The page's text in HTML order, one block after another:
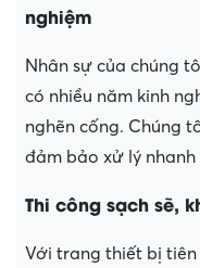
nghiệm
Nhân sự của chúng
có nhiều năm kinh
nghẽn cống. Chúng
đảm bảo xử lý
Thi công sạch sẽ,
Với trang thiết bị